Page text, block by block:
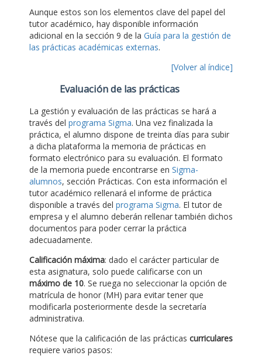
Aunque estos son los elementos clave del papel del
tutor académico, hay disponible información
adicional en la sección 9 de la Guía para la gestión de
las prácticas académicas externas.
[Volver al índice]
Evaluación de las prácticas
La gestión y evaluación de las prácticas se hará a
través del programa Sigma. Una vez finalizada la
práctica, el alumno dispone de treinta días para subir
a dicha plataforma la memoria de prácticas en
formato electrónico para su evaluación. El formato
de la memoria puede encontrarse en Sigma-
alumnos, sección Prácticas. Con esta información el
tutor académico rellenará el informe de práctica
disponible a través del programa Sigma. El tutor de
empresa y el alumno deberán rellenar también dichos
documentos para poder cerrar la práctica
adecuadamente.
Calificación máxima: dado el carácter particular de
esta asignatura, solo puede calificarse con un
máximo de 10. Se ruega no seleccionar la opción de
matrícula de honor (MH) para evitar tener que
modificarla posteriormente desde la secretaría
administrativa.
Nótese que la calificación de las prácticas curriculares
requiere varios pasos: